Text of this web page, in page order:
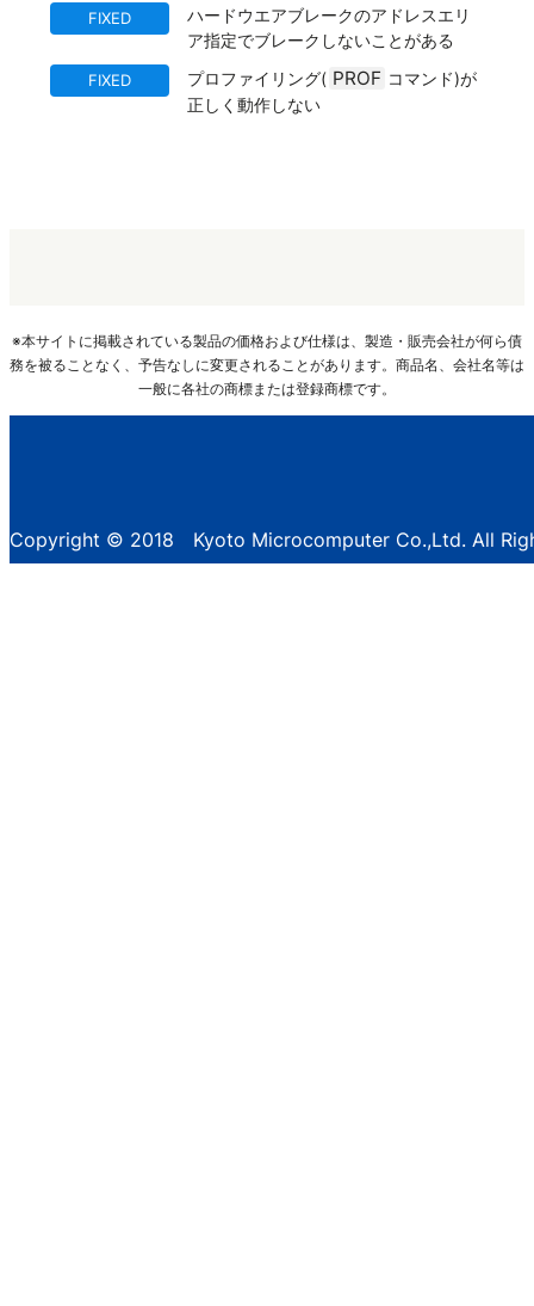
FIXED
ハードウエアブレークのアドレスエリ
ア指定でブレークしないことがある
FIXED プロファイリング( PROF コマンド)が
正しく動作しない
※本サイトに掲載されている製品の価格および仕様は、製造・販売会社が何ら債
務を被ることなく、予告なしに変更されることがあります。商品名、会社名等は
一般に各社の商標または登録商標です。
Copyright © 2018 Kyoto Microcomputer Co.,Ltd. All